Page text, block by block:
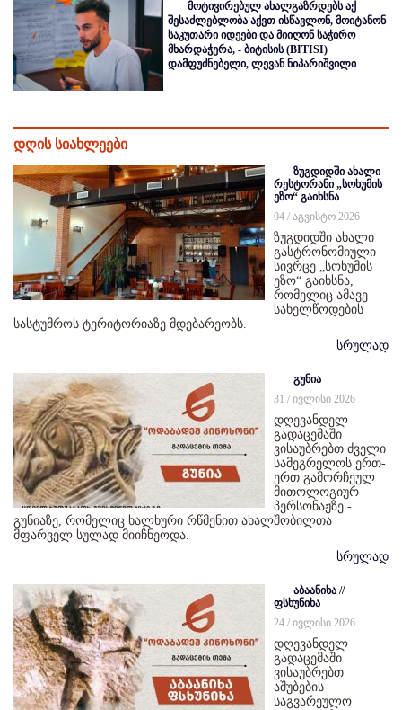
მოტივირებულ ახალგაზრდებს აქ
შესაძლებლობა აქვთ ისწავლონ, მოიტანონ
საკუთარი იდეები და მიიღონ საჭირო
მხარდაჭერა, - ბიტისის (BITISI)
დამფუძნებელი, ლევან ნიპარიშვილი
დღის სიახლეები
ზუგდიდში ახალი
რესტორანი „სოხუმის
ეზო“ გაიხსნა
04 / აგვისტო 2026
ზუგდიდში ახალი
გასტრონომიული
სივრცე „სოხუმის
ეზო“ გაიხსნა,
რომელიც ამავე
სახელწოდების
სასტუმროს ტერიტორიაზე მდებარეობს.
სრულად
გუნია
31 / ივლისი 2026
დღევანდელ
გადაცემაში
ვისაუბრებთ ძველი
სამეგრელოს ერთ-
ერთ გამორჩეულ
მითოლოგიურ
პერსონაჟზე -
გუნიაზე, რომელიც ხალხური რწმენით ახალშობილთა
მფარველ სულად მიიჩნეოდა.
სრულად
აბაანიხა //
ფსხუნიხა
24 / ივლისი 2026
დღევანდელ
გადაცემაში
ვისაუბრებთ
აშუბების
საგვარეულო